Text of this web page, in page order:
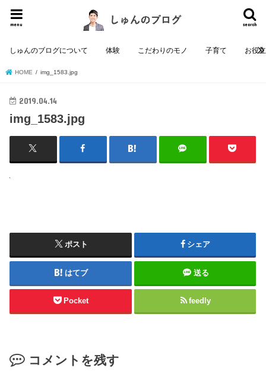
search
menu
しゅんのブログについて 体験 こだわりのモノ 子育て お役
HOME img_1583.jpg
2019.04.14
img_1583.jpg
ポスト シェア
はてブ 送る
Pocket feedly
コメントを残す